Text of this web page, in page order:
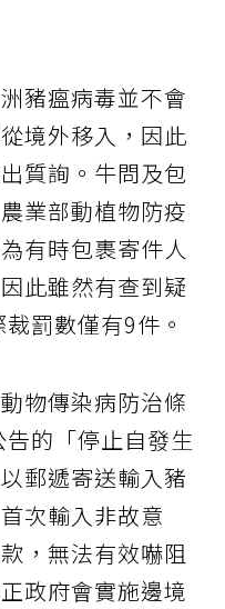
豬瘟病毒並不會
境外移入，因此
質詢。牛問及包
業部動植物防疫
有時包裹寄件人
此雖然有查到疑
罰數僅有9件。
物傳染病防治條
的「停止自發生
郵遞寄送輸入豬
次輸入非故意
，無法有效嚇阻
政府會實施邊境